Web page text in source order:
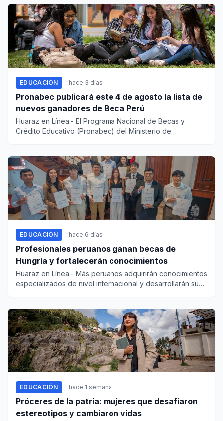
EDUCACIÓN hace 3 días
Pronabec publicará este 4 de agosto la lista de
nuevos ganadores de Beca Perú
Huaraz en Línea.- El Programa Nacional de Becas y
Crédito Educativo (Pronabec) del Ministerio de
EDUCACIÓN hace 6 días
Profesionales peruanos ganan becas de
Hungría y fortalecerán conocimientos
Huaraz en Línea.- Más peruanos adquirirán conocimientos
especializados de nivel internacional y desarrollarán sus
EDUCACIÓN hace 1 semana
Próceres de la patria: mujeres que desafiaron
estereotipos y cambiaron vidas